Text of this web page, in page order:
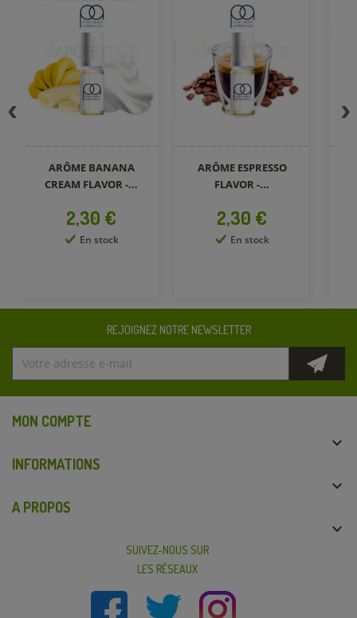
ARÔME BANANA
CREAM FLAVOR -...
Prix
2,30 €
En stock
ARÔME ESPRESSO
FLAVOR -...
Prix
2,30 €
En stock
REJOIGNEZ NOTRE NEWSLETTER
MON COMPTE

INFORMATIONS

A PROPOS

SUIVEZ-NOUS SUR
LES RÉSEAUX